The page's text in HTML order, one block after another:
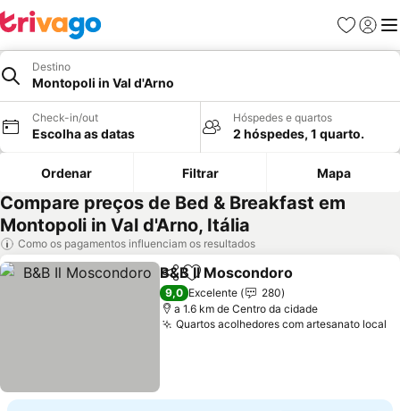
Favoritos
Iniciar
Destino
Montopoli in Val d'Arno
Check-in/out
Escolha as datas
Hóspedes e quartos
2 hóspedes, 1 quarto.
Ordenar Filtrar Mapa
Compare preços de Bed & Breakfast em
Montopoli in Val d'Arno, Itália
Como os pagamentos influenciam os resultados
PartilharAdicionar aos favoritos
B&B Il Moscondoro
9,0 Excelente
280
a 1.6 km de Centro da cidade
Quartos acolhedores com artesanato local